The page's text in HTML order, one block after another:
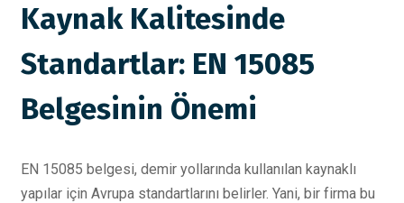
Kaynak Kalitesinde
Standartlar: EN 15085
Belgesinin Önemi
EN 15085 belgesi, demir yollarında kullanılan kaynaklı
yapılar için Avrupa standartlarını belirler. Yani, bir firma bu